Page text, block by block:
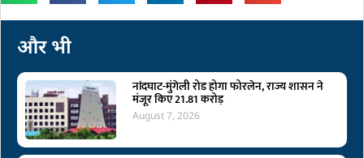
और भी
नांदघाट-मुंगेली रोड होगा फोरलेन, राज्य शासन ने
मंजूर किए 21.81 करोड़
August 7, 2026